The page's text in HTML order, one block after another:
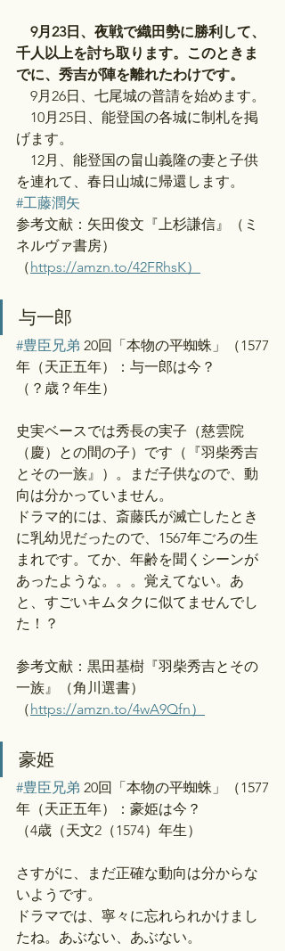
9月23日、夜戦で織田勢に勝利して、
千人以上を討ち取ります。このときま
でに、秀吉が陣を離れたわけです。
9月26日、七尾城の普請を始めます。
10月25日、能登国の各城に制札を掲
げます。
12月、能登国の畠山義隆の妻と子供
を連れて、春日山城に帰還します。
#工藤潤矢
参考文献：矢田俊文『上杉謙信』（ミ
ネルヴァ書房）
（https://amzn.to/42FRhsK）
与一郎
#豊臣兄弟 20回「本物の平蜘蛛」（1577
年（天正五年）：与一郎は今？
（？歳？年生）
史実ベースでは秀長の実子（慈雲院
（慶）との間の子）です（『羽柴秀吉
とその一族』）。まだ子供なので、動
向は分かっていません。
ドラマ的には、斎藤氏が滅亡したとき
に乳幼児だったので、1567年ごろの生
まれです。てか、年齢を聞くシーンが
あったような。。。覚えてない。あ
と、すごいキムタクに似てませんでし
た！？
参考文献：黒田基樹『羽柴秀吉とその
一族』（角川選書）
（https://amzn.to/4wA9Qfn）
豪姫
#豊臣兄弟 20回「本物の平蜘蛛」（1577
年（天正五年）：豪姫は今？
（4歳（天文2（1574）年生）
さすがに、まだ正確な動向は分からな
いようです。
ドラマでは、寧々に忘れられかけまし
たね。あぶない、あぶない。